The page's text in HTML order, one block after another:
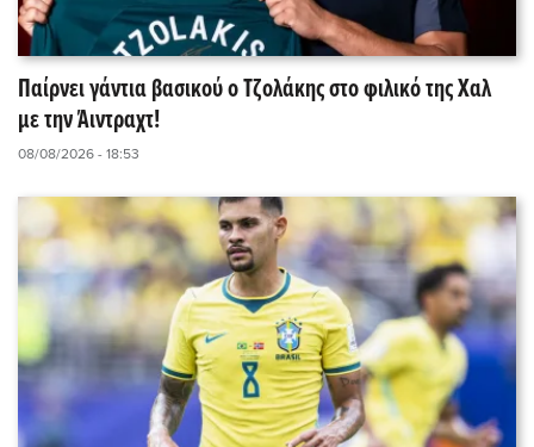
Παίρνει γάντια βασικού ο Τζολάκης στο φιλικό της Χαλ
με την Άιντραχτ!
08/08/2026 - 18:53